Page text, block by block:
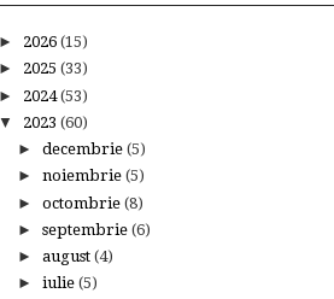
► 2026 (15)
► 2025 (33)
► 2024(53)
▼ 2023 (60)
► decembrie (5)
► noiembrie (5)
► octombrie (8)
► septembrie (6)
► august (4)
► iulie (5)